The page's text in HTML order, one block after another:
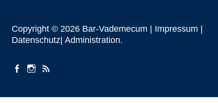
Copyright © 2026 Bar-Vademecum | Impressum
Datenschutz| Administration